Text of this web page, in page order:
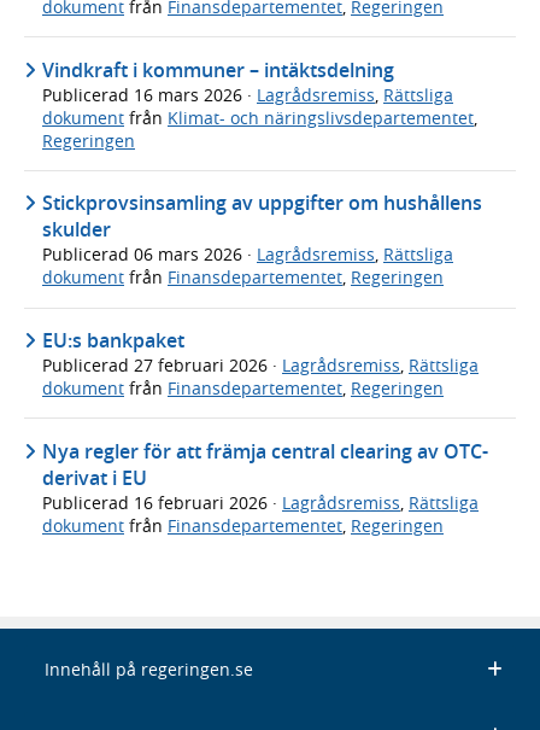
dokument från Finansdepartementet, Regeringen
Vindkraft i kommuner – intäktsdelning
Publicerad 16 mars 2026 · Lagrådsremiss Rättsliga
dokument från Klimat- och näringslivsdepartementet
Regeringen
Stickprovsinsamling av uppgifter om hushållens
skulder
Publicerad 06 mars 2026 · Lagrådsremiss, Rättsliga
dokument från Finansdepartementet, Regeringen
EU:s bankpaket
Publicerad 27 februari 2026 · Lagrådsremiss, Rättsliga
dokument från Finansdepartementet, Regeringen
Nya regler för att främja central clearing av OTC-
derivat i EU
Publicerad 16 februari 2026 · Lagrådsremiss Rättsliga
dokument från Finansdepartementet Regeringen
Innehåll på regeringen.se